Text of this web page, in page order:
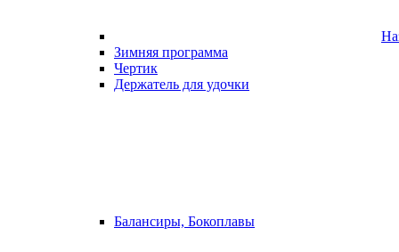
Зимняя программа
Чертик
Держатель для удочки
Балансиры, Бокоплавы